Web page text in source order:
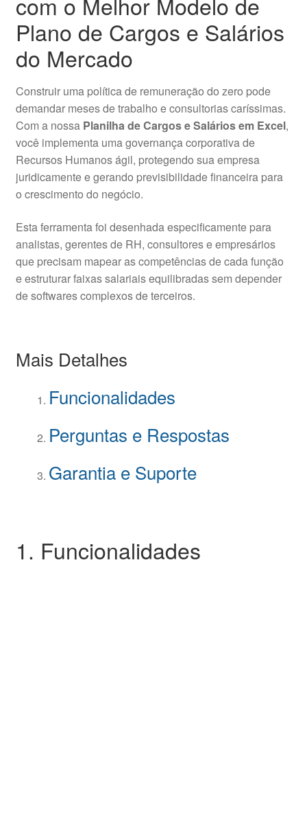
Plano de Cargos e Salários
do Mercado
Construir uma política de remuneração do zero pode
demandar meses de trabalho e consultorias caríssimas.
Com a nossa Planilha de Cargos e Salários em Excel,
você implementa uma governança corporativa de
Recursos Humanos ágil, protegendo sua empresa
juridicamente e gerando previsibilidade financeira para
o crescimento do negócio.
Esta ferramenta foi desenhada especificamente para
analistas, gerentes de RH, consultores e empresários
que precisam mapear as competências de cada função
e estruturar faixas salariais equilibradas sem depender
de softwares complexos de terceiros.
Mais Detalhes
Funcionalidades
Perguntas e Respostas
Garantia e Suporte
1. Funcionalidades